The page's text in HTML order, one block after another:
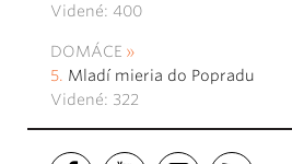
Videné: 400
DOMÁCE
Mladí mieria do Popradu
Videné: 322